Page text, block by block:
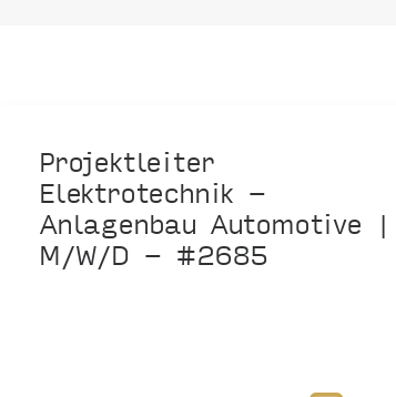
Projektleiter
Elektrotechnik -
Anlagenbau Automotive |
M/W/D - #2685